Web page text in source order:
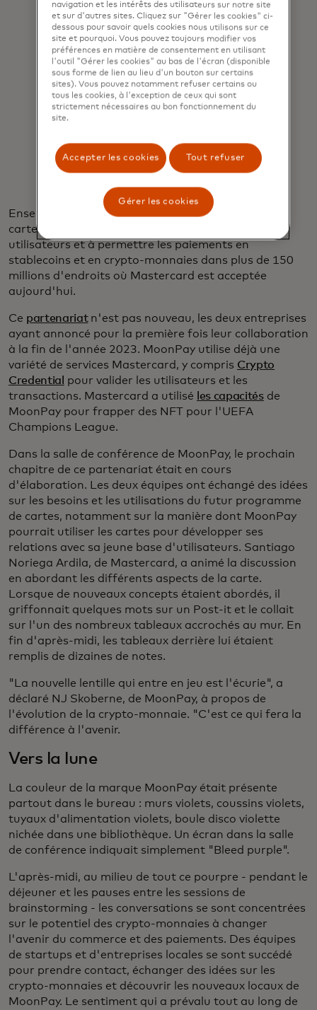
"Nous modernisons l'argent pour
l'internet ... Nous voulons pouvoir
effectuer tous les paiements dans
toutes les régions du monde".
Ivan Soto-Wright
Ensemble, ils cherchent à connecter les nouvelles
cartes aux portefeuilles de crypto-monnaies des
utilisateurs et à permettre les paiements en
stablecoins et en crypto-monnaies dans plus de 150
millions d'endroits où Mastercard est acceptée
aujourd'hui.
Ce partenariatn'est pas nouveau, les deux entreprises
ayant annoncé pour la première fois leur collaboration
à la fin de l'année 2023. MoonPay utilise déjà une
variété de services Mastercard, y compris Crypto
Credential
pour valider les utilisateurs et les
transactions. Mastercard a utilisé
les capacitésde
MoonPay pour frapper des NFT pour l'UEFA
Champions League.
Dans la salle de conférence de MoonPay, le prochain
chapitre de ce partenariat était en cours
d'élaboration. Les deux équipes ont échangé des idées
sur les besoins et les utilisations du futur programme
de cartes, notamment sur la manière dont MoonPay
pourrait utiliser les cartes pour développer ses
relations avec sa jeune base d'utilisateurs. Santiago
Noriega Ardila, de Mastercard, a animé la discussion
en abordant les différents aspects de la carte.
Lorsque de nouveaux concepts étaient abordés, il
griffonnait quelques mots sur un Post-it et le collait
sur l'un des nombreux tableaux accrochés au mur. En
fin d'après-midi, les tableaux derrière lui étaient
remplis de dizaines de notes.
"La nouvelle lentille qui entre en jeu est l'écurie", a
déclaré NJ Skoberne, de MoonPay, à propos de
l'évolution de la crypto-monnaie. "C'est ce qui fera la
différence à l'avenir.
Vers la lune
La couleur de la marque MoonPay était présente
partout dans le bureau : murs violets, coussins violets,
tuyaux d'alimentation violets, boule disco violette
nichée dans une bibliothèque. Un écran dans la salle
de conférence indiquait simplement "Bleed purple".
L'après-midi, au milieu de tout ce pourpre - pendant le
déjeuner et les pauses entre les sessions de
brainstorming - les conversations se sont concentrées
sur le potentiel des crypto-monnaies à changer
l'avenir du commerce et des paiements. Des équipes
de startups et d'entreprises locales se sont succédé
pour prendre contact, échanger des idées sur les
crypto-monnaies et découvrir les nouveaux locaux de
MoonPay. Le sentiment qui a prévalu tout au long de
navigation et les intérêts des utilisateurs sur notre site
et sur d'autres sites. Cliquez sur "Gérer les cookies" ci-
dessous pour savoir quels cookies nous utilisons sur ce
site et pourquoi. Vous pouvez toujours modifier vos
préférences en matière de consentement en utilisant
l'outil "Gérer les cookies" au bas de l'écran (disponible
sous forme de lien au lieu d'un bouton sur certains
sites). Vous pouvez notamment refuser certains ou
tous les cookies, à l'exception de ceux qui sont
strictement nécessaires au bon fonctionnement du
site.
Accepter les cookies Tout refuser
Gérer les cookies